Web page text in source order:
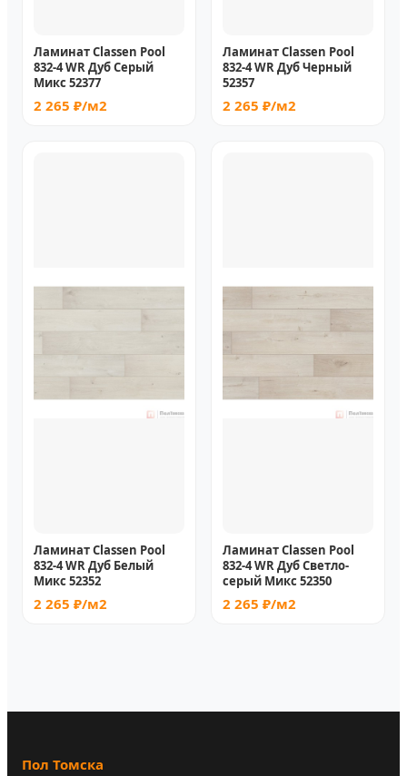
Ламинат Classen Pool
832-4 WR Дуб Серый
Микс 52377
2 265 ₽/м2
Ламинат Classen Pool
832-4 WR Дуб Черный
52357
2 265 ₽/м2
Ламинат Classen Pool
832-4 WR Дуб Белый
Микс 52352
2 265 ₽/м2
Ламинат Classen Pool
832-4 WR Дуб Светло-
серый Микс 52350
2 265 ₽/м2
Пол Томска